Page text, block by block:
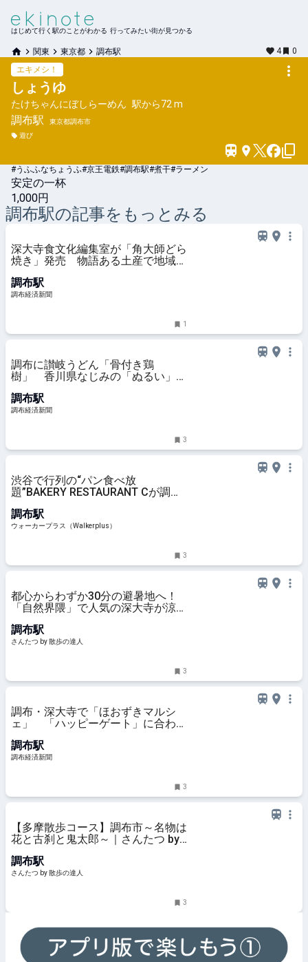
はじめて行く駅のことがわかる 行ってみたい街が見つかる
関東 東京都 調布駅 4
0
エキメシ！
しょうゆ
たけちゃんにぼしらーめん 駅から72 m
調布駅
東京都調布市
遊び
#うふふなちょうふ#京王電鉄#調布駅#煮干#ラーメン
安定の一杯
1,000円
調布駅の記事をもっとみる
深大寺食文化編集室が「角大師どら
焼き」発売 物語ある土産で地域を
調布駅
調布経済新聞
1
調布に讃岐うどん「骨付き鶏
樹」 香川県なじみの「ぬるい」も
調布駅
調布経済新聞
3
渋谷で行列の“パン食べ放
題”BAKERY RESTAURANT Cが調布
響は？最大200組待ちの日も！｜ウ
ォーカープラス
調布駅
ウォーカープラス（Walkerplus）
3
都心からわずか30分の避暑地へ！
「自然界隈」で人気の深大寺が涼し
散歩の達人
調布駅
さんたつ by 散歩の達人
3
調布・深大寺で「ほおずきマルシ
ェ」 「ハッピーゲート」に合わせ
調布駅
調布経済新聞
3
【多摩散歩コース】調布市～名物は
花と古刹と鬼太郎～｜さんたつ by
調布駅
さんたつ by 散歩の達人
3